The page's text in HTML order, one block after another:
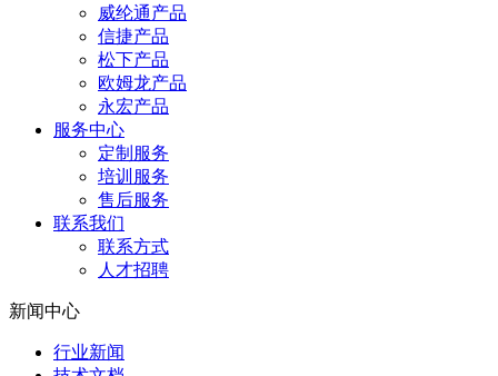
威纶通产品
信捷产品
松下产品
欧姆龙产品
永宏产品
服务中心
定制服务
培训服务
售后服务
联系我们
联系方式
人才招聘
新闻中心
行业新闻